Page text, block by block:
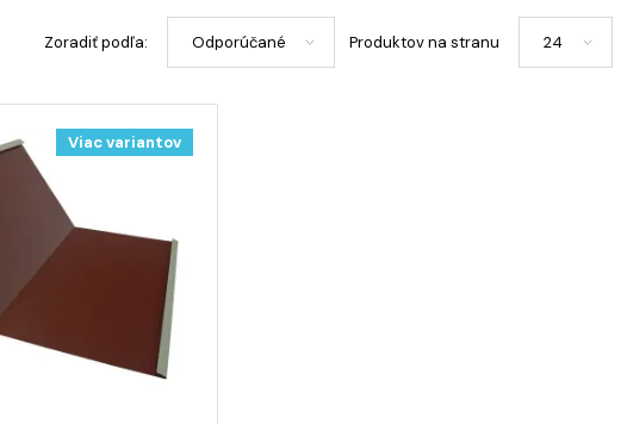
Zoradiť podľa: Produktov na stranu
Viac variantov